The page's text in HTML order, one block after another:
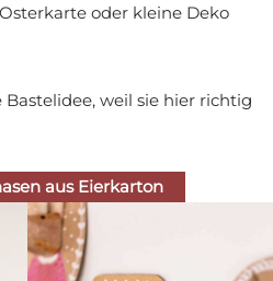
oder kleine Deko
weil sie hier richtig
aus Eierkarton